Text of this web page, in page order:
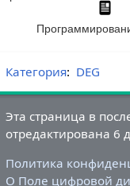
Категория: DEG
Эта страница в
отредактирована 6
Политика
О Поле цифровой